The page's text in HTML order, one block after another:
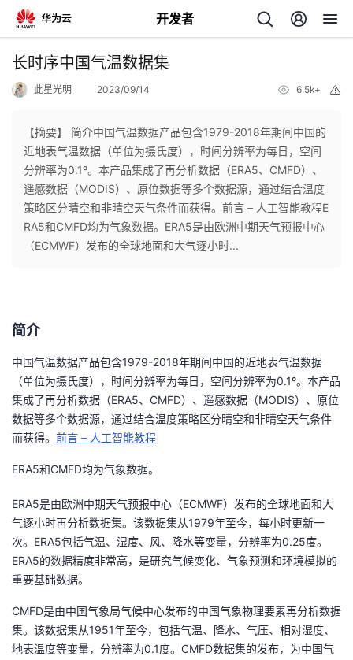
开发者
返
个
人
我
发
者
我
客
论
坛
的
圈
子
我
的
直
播
我
的
活
我
的
我
长时序中国气温数据集
此星光明 2023/09/14 6.5k+
【摘要】 ​简介中国气温数据产品包含1979-2018年期间中国的
近地表气温数据（单位为摄氏度），时间分辨率为每日，空间
分辨率为0.1º。本产品集成了再分析数据（ERA5、CMFD）、
遥感数据（MODIS）、原位数据等多个数据源，通过结合温度
策略区分晴空和非晴空天气条件而获得。前言 – 人工智能教程E
RA5和CMFD均为气象数据。ERA5是由欧洲中期天气预报中心
（ECMWF）发布的全球地面和大气逐小时...
简介
中国气温数据产品包含1979-2018年期间中国的近地表气温数据
（单位为摄氏度），时间分辨率为每日，空间分辨率为0.1º。本产品
集成了再分析数据（ERA5、CMFD）、遥感数据（MODIS）、原位
数据等多个数据源，通过结合温度策略区分晴空和非晴空天气条件
而获得。 前言 – 人工智能教程
ERA5和CMFD均为气象数据。
ERA5是由欧洲中期天气预报中心（ECMWF）发布的全球地面和大
气逐小时再分析数据集。该数据集从1979年至今，每小时更新一
次。ERA5包括气温、湿度、风、降水等变量，分辨率为0.25度。
ERA5的数据精度非常高，是研究气候变化、气象预测和环境模拟的
重要基础数据。
CMFD是由中国气象局气候中心发布的中国气象物理要素再分析数据
集。该数据集从1951年至今，包括气温、降水、气压、相对湿度、
地表温度等变量，分辨率为0.1度。CMFD数据集的发布，为中国气